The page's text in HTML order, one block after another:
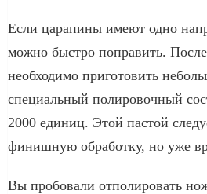
Если царапины имеют одно
можно быстро поправить.
необходимо приготовить
специальный полировочный
2000 единиц. Этой пастой
финишную обработку, но уже
Вы пробовали отполировать